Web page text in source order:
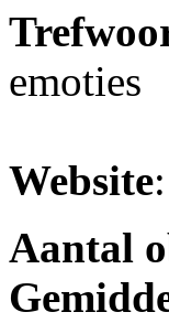
emoties
Website:
Aantal